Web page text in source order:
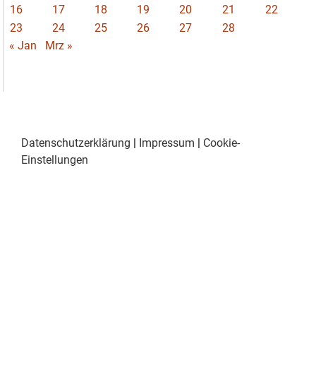
16
17 18 19 20 21
22
23
24 25 26 27
28
« Jan
Mrz »
Datenschutzerklärung | Impressum | Cookie-
Einstellungen